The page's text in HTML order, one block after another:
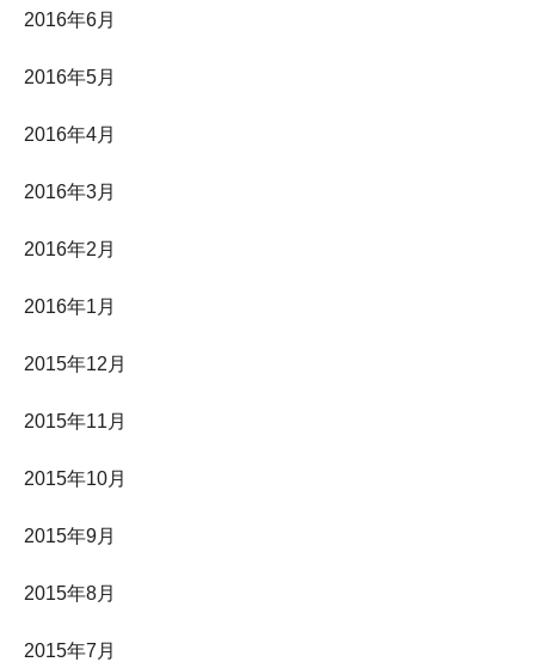
2016年6月
2016年5月
2016年4月
2016年3月
2016年2月
2016年1月
2015年12月
2015年11月
2015年10月
2015年9月
2015年8月
2015年7月